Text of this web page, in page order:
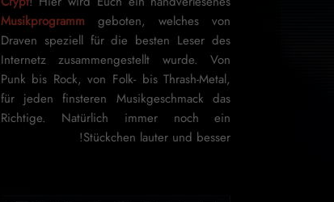
Musikprogramm geboten, welches von
Draven speziell für die besten Leser des
Internetz zu­sammen­ge­stellt wurde. Von
Punk bis Rock, von Folk- bis Thrash-Metal,
für je­den finsteren Mu­sik­ge­schmack das
Rich­tige. Natürlich immer noch ein
Stückchen lauter und besser!